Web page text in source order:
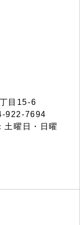
目15-6
922-7694
曜日・日曜